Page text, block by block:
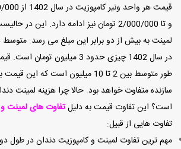
و تا 2/000/000 تومان نیز ادامه دارد. این
لمینت به بیش از دو برابر این مبلغ می رسد. متوسط
در سال 1402 چیزی حدود 3 میلیون
طور متوسط بین 2 تا 10 میلیون است که
این قیمت
سازنده متفاوت خواهد بود. حالا چرا هزینه لمینت
است؟ این تفاوت قیمت به دلیلتفاوت های لمینت
تفاوت هایی از قبیل:
مهم ترین تفاوت لمینت و کامپوزیت دندان در طول